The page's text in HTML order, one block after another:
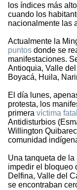
los índices más
cuando los
nacionalmente las
Actualmente la
puntos donde se
manifestaciones.
Antioquia, Valle
Boyacá, Huila,
El día lunes,
protesta, los
primera víctima fatal
Antidisturbios
Willington
comunidad
Una tanqueta de
impedir el bloqueo
Delfina, Valle del
se encontraban